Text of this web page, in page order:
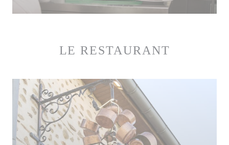
LE RESTAURANT